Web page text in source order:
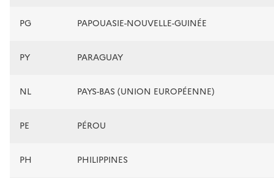
PG PAPOUASIE-NOUVELLE-GUINÉE
PY PARAGUAY
NL PAYS-BAS (UNION EUROPÉENNE)
PE PÉROU
PH PHILIPPINES